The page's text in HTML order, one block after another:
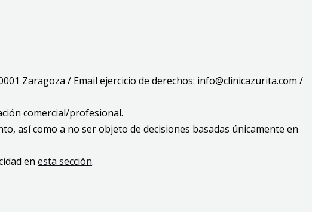
Zaragoza / Email ejercicio de derechos: info@clinicazurita.com /
comercial/profesional.
así como a no ser objeto de decisiones basadas únicamente en
en esta sección.